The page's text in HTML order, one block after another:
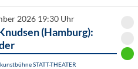
2026 19:30 Uhr
(Hamburg):
STATT-THEATER